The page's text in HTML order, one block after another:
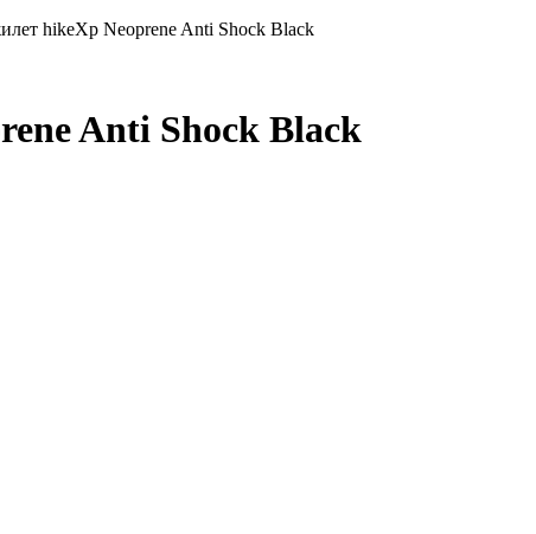
hikeXp Neoprene Anti Shock Black
Anti Shock Black